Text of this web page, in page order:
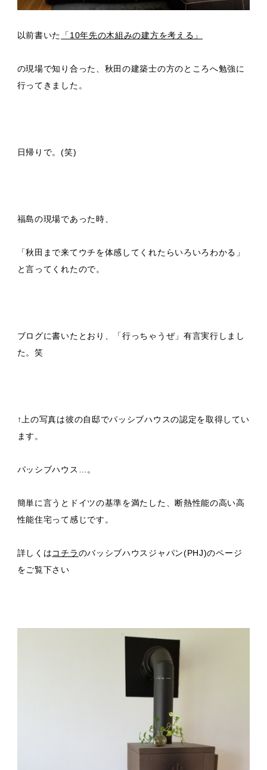
以前書いた 「10年先の木組みの建方を考える」
の現場で知り合った、秋田の建築士の方のところへ勉強に
行ってきました。
日帰りで。(笑)
福島の現場であった時、
「秋田まで来てウチを体感してくれたらいろいろわかる」
と言ってくれたので。
ブログに書いたとおり、「行っちゃうぜ」有言実行しまし
た。笑
↑上の写真は彼の自邸でパッシブハウスの認定を取得してい
ます。
パッシブハウス…。
簡単に言うとドイツの基準を満たした、断熱性能の高い高
性能住宅って感じです。
詳しくはコチラのバッシブハウスジャパン(PHJ)のページ
をご覧下さい